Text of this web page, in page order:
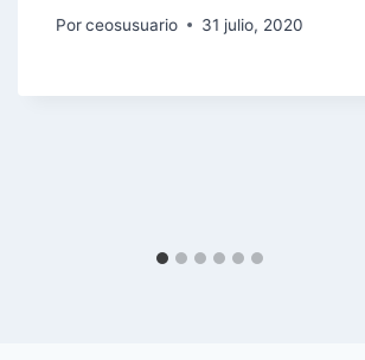
Por ceosusuario 31 julio, 2020